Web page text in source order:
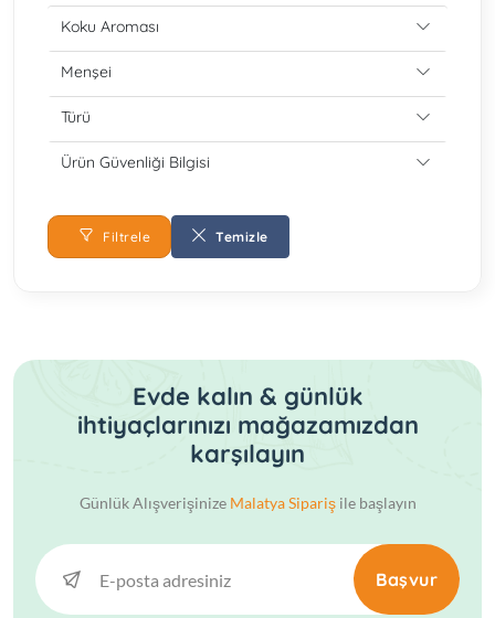
Koku Aroması
Menşei
Türü
Ürün Güvenliği Bilgisi
Filtrele Temizle
Evde kalın & günlük
ihtiyaçlarınızı mağazamızdan
karşılayın
Günlük Alışverişinize Malatya Siparişile başlayın
Başvur